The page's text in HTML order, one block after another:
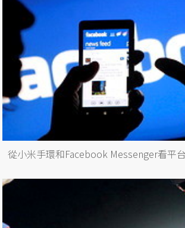
從小米手環和Facebook Messenger看平